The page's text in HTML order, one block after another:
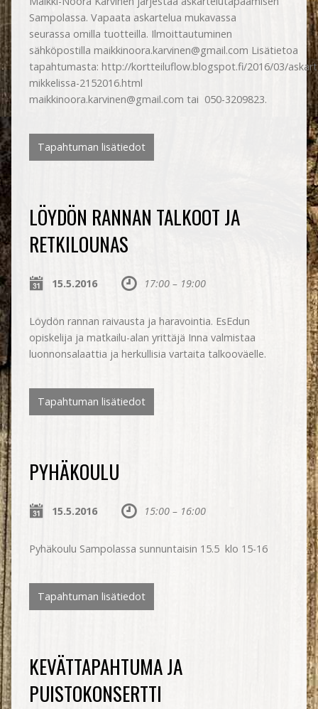
Sampolassa. Vapaata askartelua mukavassa
seurassa omilla tuotteilla. Ilmoittautuminen
sähköpostilla maikkinoora.karvinen@gmail.com Lisätietoa
tapahtumasta: http://kortteiluflow.blogspot.fi/2016/03/
mikkelissa-2152016.html
maikkinoora.karvinen@gmail.com tai 050-3209823.
Tapahtuman lisätiedot
LÖYDÖN RANNAN TALKOOT JA
RETKILOUNAS
15.5.2016 17:00 – 19:00
Löydön rannan raivausta ja haravointia. EsEdun
opiskelija ja matkailu-alan yrittäjä Inna valmistaa
luonnonsalaattia ja herkullisia vartaita talkooväelle.
Tapahtuman lisätiedot
PYHÄKOULU
15.5.2016 15:00 – 16:00
Pyhäkoulu Sampolassa sunnuntaisin 15.5 klo 15-16
Tapahtuman lisätiedot
KEVÄTTAPAHTUMA JA
PUISTOKONSERTTI